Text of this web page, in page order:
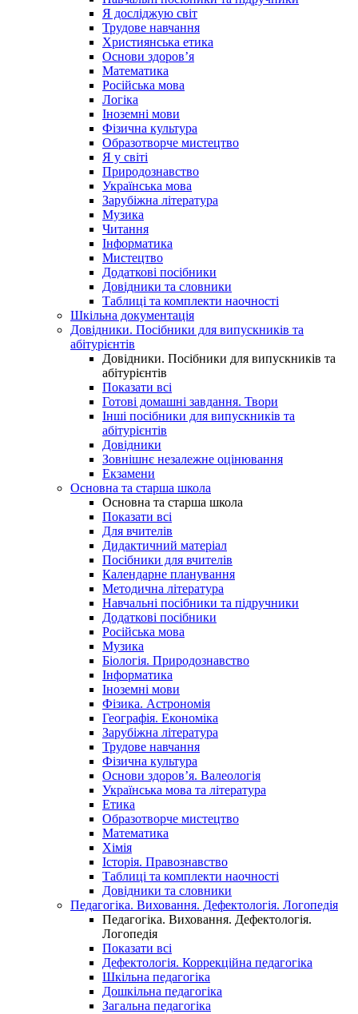
Я досліджую світ
Трудове навчання
Християнська етика
Основи здоров’я
Математика
Російська мова
Логіка
Іноземні мови
Фізична культура
Образотворче мистецтво
Я у світі
Природознавство
Українська мова
Зарубіжна література
Музика
Читання
Інформатика
Мистецтво
Додаткові посібники
Довідники та словники
Таблиці та комплекти наочності
Шкільна документація
Довідники. Посібники для випускників та
абітурієнтів
Довідники. Посібники для випускників та
абітурієнтів
Показати всі
Готові домашні завдання. Твори
Інші посібники для випускників та
абітурієнтів
Довідники
Зовнішнє незалежне оцінювання
Екзамени
Основна та старша школа
Основна та старша школа
Показати всі
Для вчителів
Дидактичний матеріал
Посібники для вчителів
Календарне планування
Методична література
Навчальні посібники та підручники
Додаткові посібники
Російська мова
Музика
Біологія. Природознавство
Інформатика
Іноземні мови
Фізика. Астрономія
Географія. Економіка
Зарубіжна література
Трудове навчання
Фізична культура
Основи здоров’я. Валеологія
Українська мова та література
Етика
Образотворче мистецтво
Математика
Хімія
Історія. Правознавство
Таблиці та комплекти наочності
Довідники та словники
Педагогіка. Виховання. Дефектологія. Логопедія
Педагогіка. Виховання. Дефектологія.
Логопедія
Показати всі
Дефектологія. Коррекційна педагогіка
Шкільна педагогіка
Дошкільна педагогіка
Загальна педагогіка